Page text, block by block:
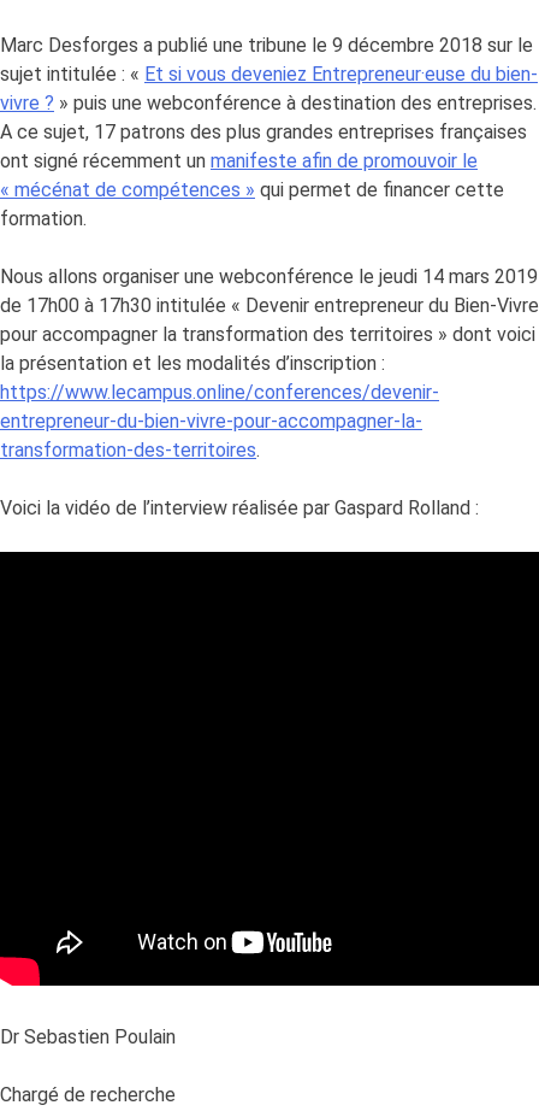
Marc Desforges a publié une tribune le 9 décembre 2018 sur le
sujet intitulée : « Et si vous deveniez Entrepreneur·euse du bien-
vivre ? » puis une webconférence à destination des entreprises.
A ce sujet, 17 patrons des plus grandes entreprises françaises
ont signé récemment un manifeste afin de promouvoir le
« mécénat de compétences » qui permet de financer cette
formation.
Nous allons organiser une webconférence le jeudi 14 mars 2019
de 17h00 à 17h30 intitulée « Devenir entrepreneur du Bien-Vivre
pour accompagner la transformation des territoires » dont voici
la présentation et les modalités d’inscription :
https://www.lecampus.online/conferences/devenir-
entrepreneur-du-bien-vivre-pour-accompagner-la-
transformation-des-territoires.
Voici la vidéo de l’interview réalisée par Gaspard Rolland :
Dr Sebastien Poulain
Chargé de recherche